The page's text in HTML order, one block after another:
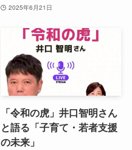
2025年6月21日
「令和の虎」井口智明さん
と語る「子育て・若者支援
の未来」